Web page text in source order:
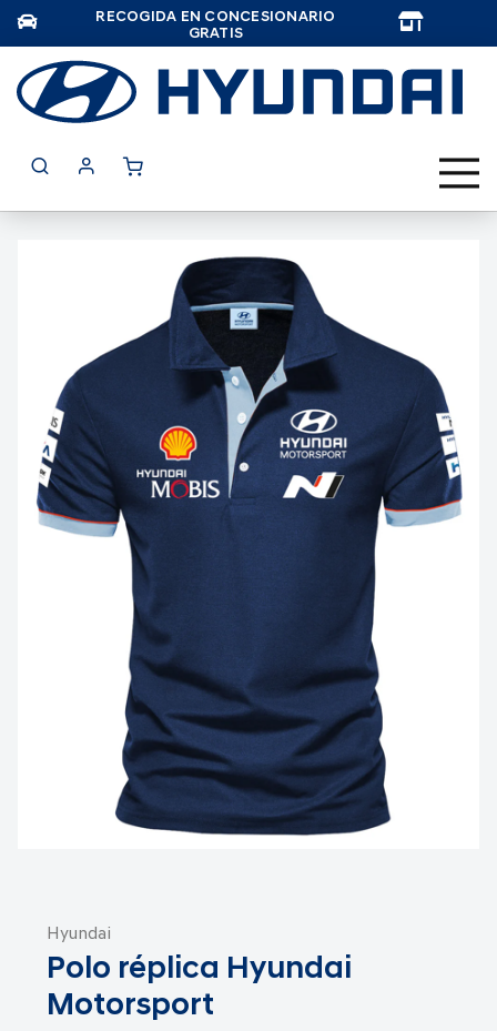
RECOGIDA EN CONCESIONARIO
GRATIS
Hyundai
Polo réplica Hyundai
Motorsport
galería
imágenes
comienzo
galería